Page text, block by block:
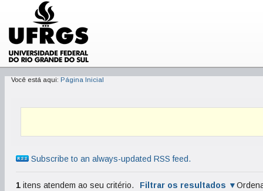
Você está aqui: Página Inicial
Subscribe to an always-updated RSS feed.
1itens atendem ao seu critério. Filtrar os resultados